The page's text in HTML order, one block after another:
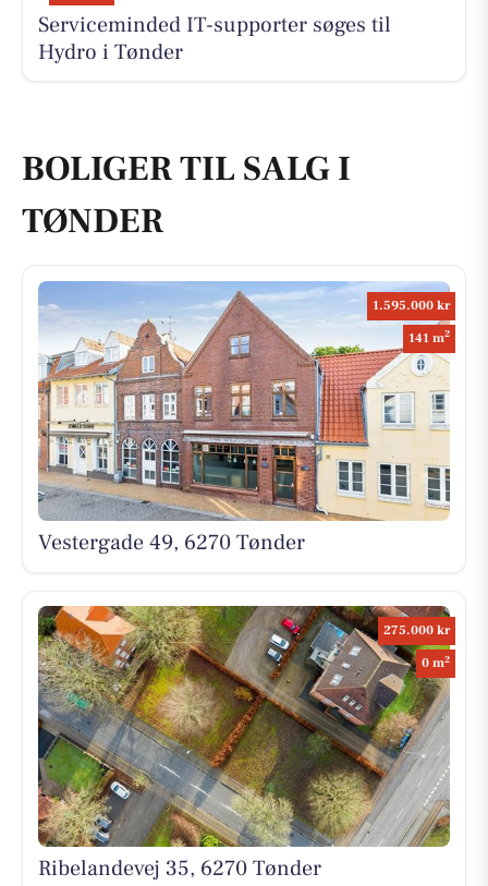
Serviceminded IT-supporter søges til
Hydro i Tønder
BOLIGER TIL SALG I
TØNDER
1.595.000 kr
141 m2
Vestergade 49, 6270 Tønder
275.000 kr
0 m2
Ribelandevej 35, 6270 Tønder